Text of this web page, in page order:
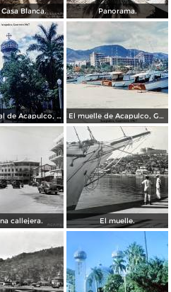
Blanca. Panorama.
La Catedral de Acapulco, Guerrero 1967. El muelle de Acapulco, Guerrero 1967.
callejera. El muelle.